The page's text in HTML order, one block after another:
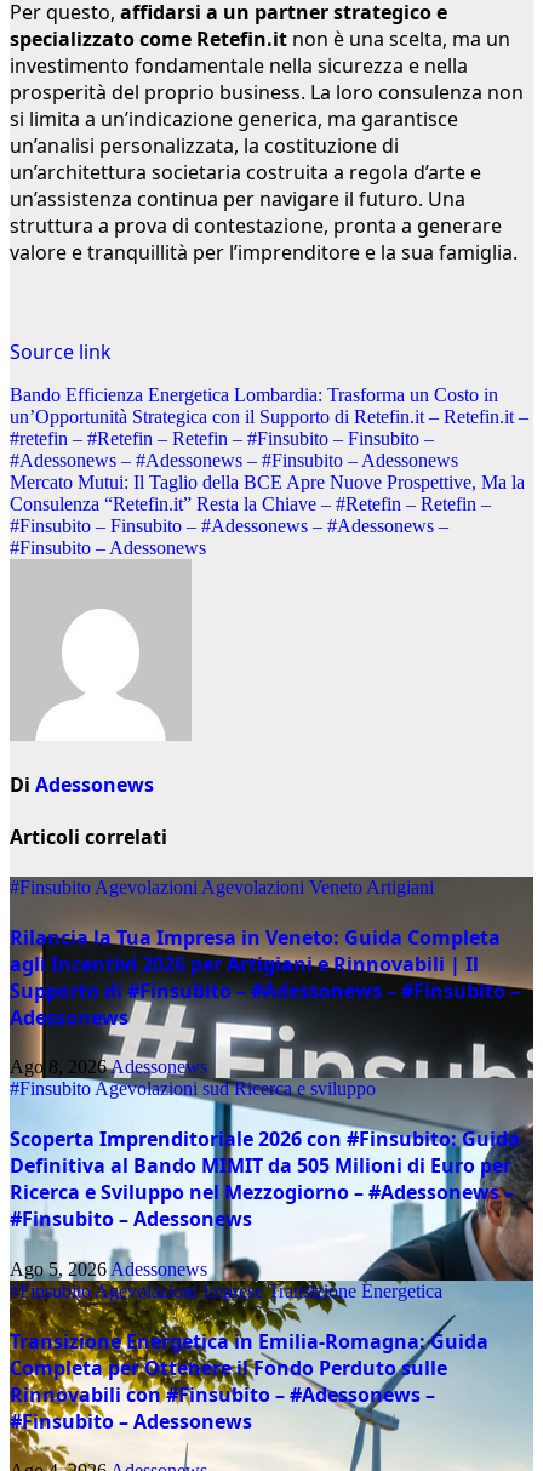
Per questo, affidarsi a un partner strategico e
specializzato come Retefin.it non è una scelta, ma un
investimento fondamentale nella sicurezza e nella
prosperità del proprio business. La loro consulenza non
si limita a un’indicazione generica, ma garantisce
un’analisi personalizzata, la costituzione di
un’architettura societaria costruita a regola d’arte e
un’assistenza continua per navigare il futuro. Una
struttura a prova di contestazione, pronta a generare
valore e tranquillità per l’imprenditore e la sua famiglia.
articoli
Source link
Navigazione
articoli
Bando Efficienza Energetica Lombardia: Trasforma un Costo in
un’Opportunità Strategica con il Supporto di Retefin.it – Retefin.it –
#retefin – #Retefin – Retefin – #Finsubito – Finsubito –
#Adessonews – #Adessonews – #Finsubito – Adessonews
Mercato Mutui: Il Taglio della BCE Apre Nuove Prospettive, Ma la
Consulenza “Retefin.it” Resta la Chiave – #Retefin – Retefin –
#Finsubito – Finsubito – #Adessonews – #Adessonews –
#Finsubito – Adessonews
Di Adessonews
Articoli correlati
#Finsubito Agevolazioni Agevolazioni Veneto Artigiani
Rilancia la Tua Impresa in Veneto: Guida Completa
agli Incentivi 2026 per Artigiani e Rinnovabili | Il
Supporto di #Finsubito – #Adessonews – #Finsubito –
Adessonews
Ago 8, 2026Adessonews
#FinsubitoAgevolazioni sudRicerca e sviluppo
Scoperta Imprenditoriale 2026 con #Finsubito: Guida
Definitiva al Bando MIMIT da 505 Milioni di Euro per
Ricerca e Sviluppo nel Mezzogiorno – #Adessonews –
#Finsubito – Adessonews
Ago 5, 2026Adessonews
#Finsubito Agevolazioni ImpreseTransizione Energetica
Transizione Energetica in Emilia-Romagna: Guida
Completa per Ottenere il Fondo Perduto sulle
Rinnovabili con #Finsubito – #Adessonews –
#Finsubito – Adessonews